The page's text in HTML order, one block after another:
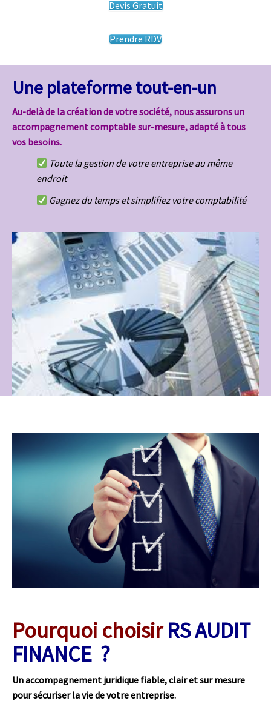
Devis Gratuit
Prendre RDV
Une plateforme tout-en-un
Au-delà de la création de votre société, nous assurons un
accompagnement comptable sur-mesure, adapté à tous
vos besoins.
Toute la gestion de votre entreprise au même
endroit
Gagnez du temps et simplifiez votre comptabilité
Pourquoi choisirRS AUDIT
FINANCE ?
Un accompagnement juridique fiable, clair et sur mesure
pour sécuriser la vie de votre entreprise.